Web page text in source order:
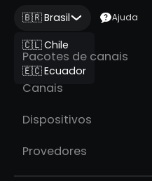
🇧🇷 Brasil
🇨🇱 Chile
🇪🇨 Ecuador
Ajuda
Pacotes de canais
Canais
Dispositivos
Provedores